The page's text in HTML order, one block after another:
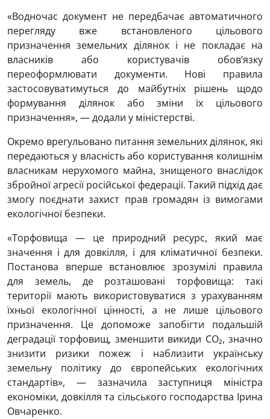
«Водночас документ не передбачає автоматичного
перегляду вже встановленого цільового
призначення земельних ділянок і не покладає на
власників або користувачів обов’язку
переоформлювати документи. Нові правила
застосовуватимуться до майбутніх рішень щодо
формування ділянок або зміни їх цільового
призначення», — додали у міністерстві.
Окремо врегульовано питання земельних ділянок, які
передаються у власність або користування колишнім
власникам нерухомого майна, знищеного внаслідок
збройної агресії російської федерації. Такий підхід дає
змогу поєднати захист прав громадян із вимогами
екологічної безпеки.
«Торфовища — це природний ресурс, який має
значення і для довкілля, і для кліматичної безпеки.
Постанова вперше встановлює зрозумілі правила
для земель, де розташовані торфовища: такі
території мають використовуватися з урахуванням
їхньої екологічної цінності, а не лише цільового
призначення. Це допоможе запобігти подальшій
деградації торфовищ, зменшити викиди CO₂, значно
знизити ризики пожеж і наблизити українську
земельну політику до європейських екологічних
стандартів», — зазначила заступниця міністра
економіки, довкілля та сільського господарства Ірина
Овчаренко.